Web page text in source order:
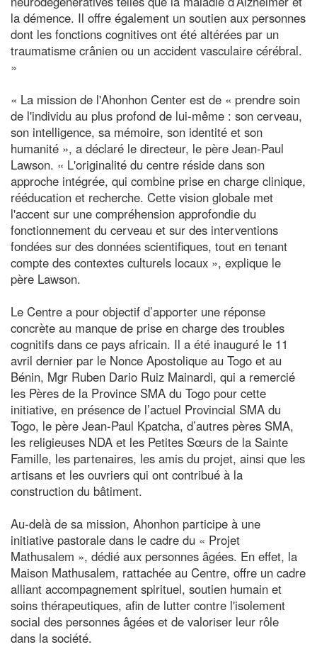
la démence. Il offre également un soutien aux personnes
dont les fonctions cognitives ont été altérées par un
traumatisme crânien ou un accident vasculaire cérébral.
»
« La mission de l'Ahonhon Center est de « prendre soin
de l'individu au plus profond de lui-même : son cerveau,
son intelligence, sa mémoire, son identité et son
humanité », a déclaré le directeur, le père Jean-Paul
Lawson. « L'originalité du centre réside dans son
approche intégrée, qui combine prise en charge clinique,
rééducation et recherche. Cette vision globale met
l'accent sur une compréhension approfondie du
fonctionnement du cerveau et sur des interventions
fondées sur des données scientifiques, tout en tenant
compte des contextes culturels locaux », explique le
père Lawson.
Le Centre a pour objectif d’apporter une réponse
concrète au manque de prise en charge des troubles
cognitifs dans ce pays africain. Il a été inauguré le 11
avril dernier par le Nonce Apostolique au Togo et au
Bénin, Mgr Ruben Dario Ruiz Mainardi, qui a remercié
les Pères de la Province SMA du Togo pour cette
initiative, en présence de l’actuel Provincial SMA du
Togo, le père Jean-Paul Kpatcha, d’autres pères SMA,
les religieuses NDA et les Petites Sœurs de la Sainte
Famille, les partenaires, les amis du projet, ainsi que les
artisans et les ouvriers qui ont contribué à la
construction du bâtiment.
Au-delà de sa mission, Ahonhon participe à une
initiative pastorale dans le cadre du « Projet
Mathusalem », dédié aux personnes âgées. En effet, la
Maison Mathusalem, rattachée au Centre, offre un cadre
alliant accompagnement spirituel, soutien humain et
soins thérapeutiques, afin de lutter contre l'isolement
social des personnes âgées et de valoriser leur rôle
dans la société.